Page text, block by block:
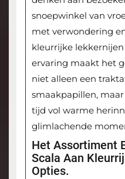
snoepwinkel van
met verwondering
kleurrijke
ervaring maakt het
niet alleen een
smaakpapillen,
tijd vol warme
glimlachende
Het Assortiment
Scala Aan
Opties.